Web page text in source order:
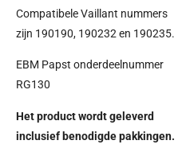
Compatibele Vaillant nummers
zijn 190190, 190232 en 190235.
EBM Papst onderdeelnummer
RG130
Het product wordt geleverd
inclusief benodigde pakkingen.